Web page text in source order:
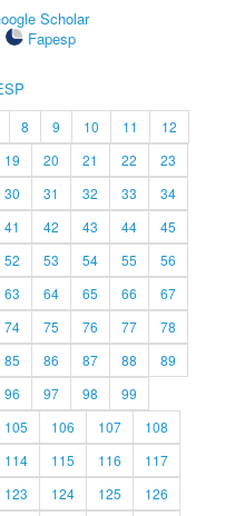
Scholar
Fapesp
8 9 10 11
12
19 20 21 22
23
30 31 32 33
34
41 42 43 44
45
52 53 54 55
56
63 64 65 66
67
74 75 76 77
78
85 86 87 88
89
96 97 98
99
105 106 107
108
114 115 116
117
123 124 125
126